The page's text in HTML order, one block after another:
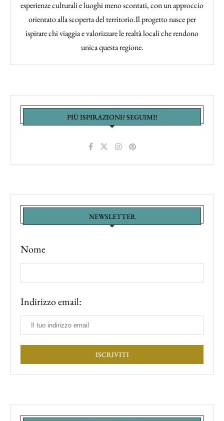
esperienze culturali e luoghi meno scontati, con un approccio
orientato alla scoperta del territorio.Il progetto nasce per
ispirare chi viaggia e valorizzare le realtà locali che rendono
unica questa regione.
PIÙ ISPIRAZIONI? SEGUIMI!
NEWSLETTER
Nome
Indirizzo email: